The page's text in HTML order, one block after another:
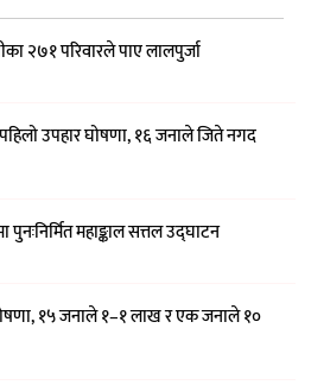
२७१ परिवारले पाए लालपुर्जा
उपहार घोषणा, १६ जनाले जिते नगद
महाङ्काल सत्तल उद्घाटन
१५ जनाले १–१ लाख र एक जनाले १०